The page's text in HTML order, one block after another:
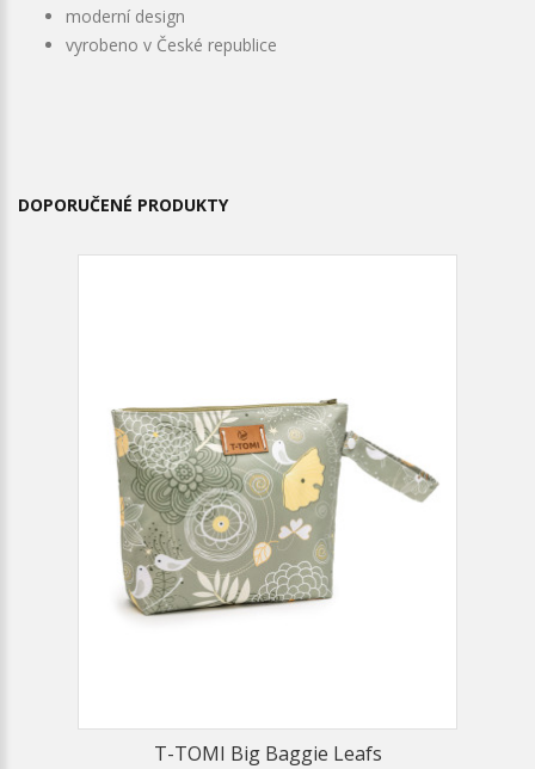
moderní design
vyrobeno v České republice
DOPORUČENÉ PRODUKTY
T-TOMI Big Baggie Leafs